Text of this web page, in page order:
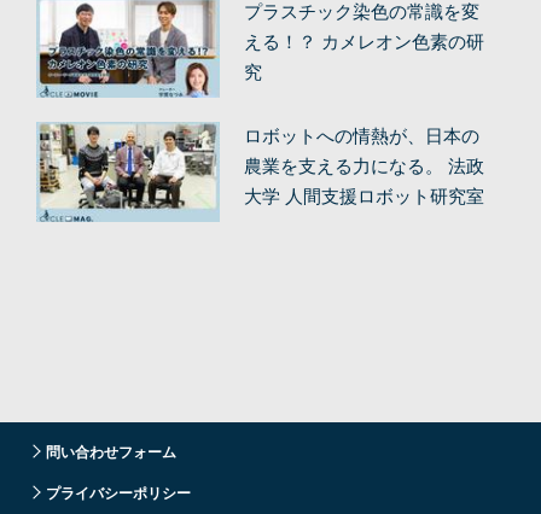
プラスチック染色の常識を変
える！？ カメレオン色素の研
究
ロボットへの情熱が、日本の
農業を支える力になる。 法政
大学 人間支援ロボット研究室
問い合わせフォーム
プライバシーポリシー